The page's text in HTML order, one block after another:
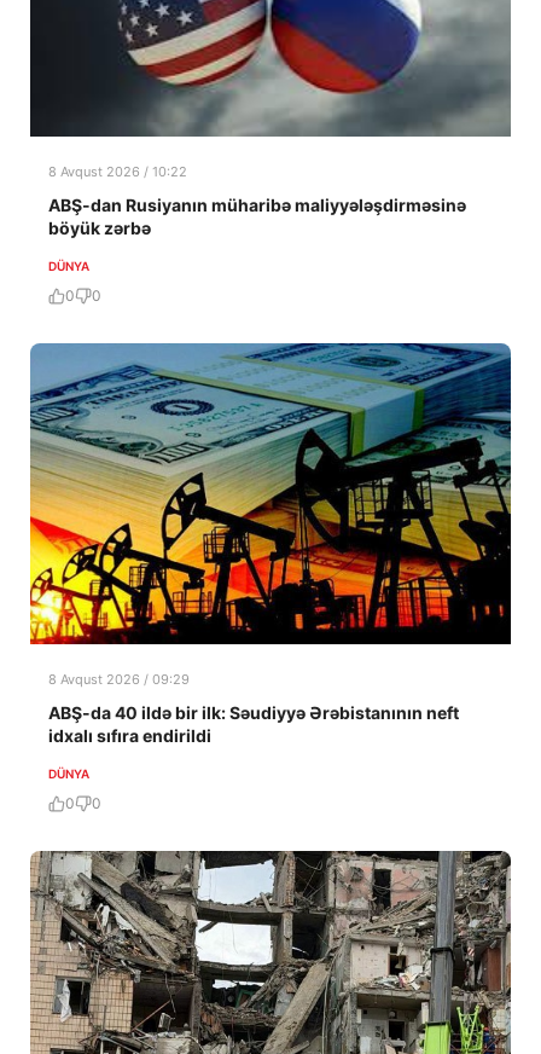
8 Avqust 2026 / 10:22
ABŞ-dan Rusiyanın müharibə maliyyələşdirməsinə
böyük zərbə
DÜNYA
0 0
8 Avqust 2026 / 09:29
ABŞ-da 40 ildə bir ilk: Səudiyyə Ərəbistanının neft
idxalı sıfıra endirildi
DÜNYA
0 0